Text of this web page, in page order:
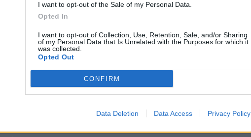
I want to opt-out of the Sale of my Personal Data.
Opted In
I want to opt-out of Collection, Use, Retention, Sale, and/or Sharing
of my Personal Data that Is Unrelated with the Purposes for which it
was collected.
Opted Out
CONFIRM
Data Deletion Data Access Privacy Policy
à présent